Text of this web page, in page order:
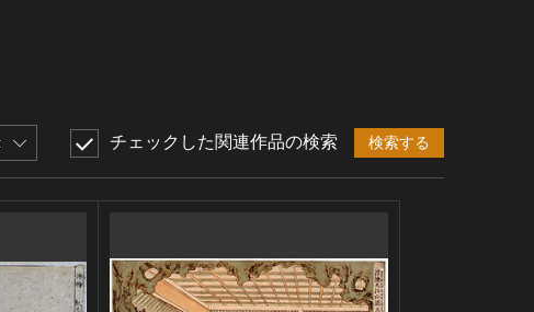
チェックした関連作品の検索 検索する